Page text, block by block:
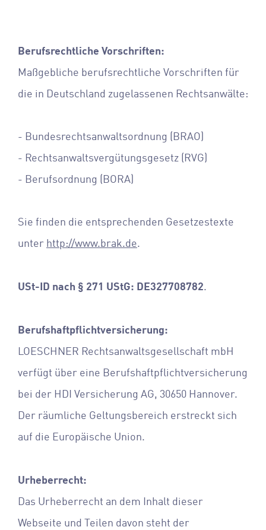
Berufsrechtliche Vorschriften:
Maßgebliche berufsrechtliche Vorschriften für
die in Deutschland zugelassenen Rechtsanwälte:
- Bundesrechtsanwaltsordnung (BRAO)
- Rechtsanwaltsvergütungsgesetz (RVG)
- Berufsordnung (BORA)
Sie finden die entsprechenden Gesetzestexte
unter http://www.brak.de.
USt-ID nach § 271 UStG: DE327708782.
Berufshaftpflichtversicherung:
LOESCHNER Rechtsanwaltsgesellschaft mbH
verfügt über eine Berufshaftpflichtversicherung
bei der HDI Versicherung AG, 30650 Hannover.
Der räumliche Geltungsbereich erstreckt sich
auf die Europäische Union.
Urheberrecht:
Das Urheberrecht an dem Inhalt dieser
Webseite und Teilen davon steht der